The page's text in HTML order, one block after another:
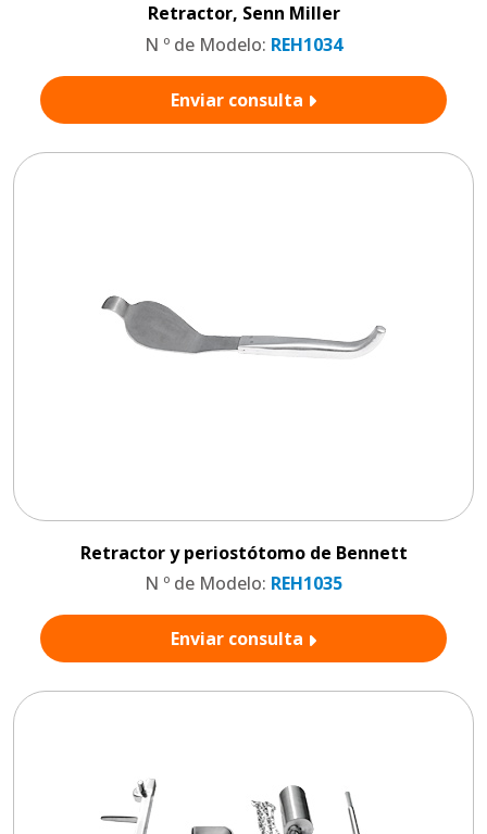
Retractor, Senn Miller
N º de Modelo: REH1034
Enviar consulta
Retractor y periostótomo de Bennett
N º de Modelo: REH1035
Enviar consulta